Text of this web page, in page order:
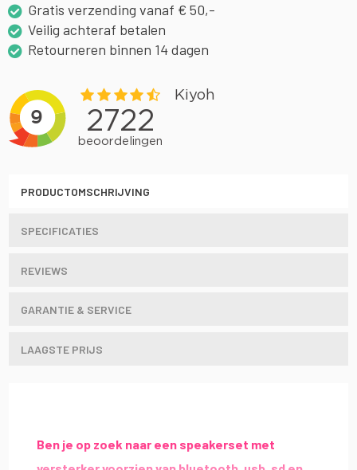
Gratis verzending vanaf € 50,-
Veilig achteraf betalen
Retourneren binnen 14 dagen
PRODUCTOMSCHRIJVING
SPECIFICATIES
REVIEWS
GARANTIE & SERVICE
LAAGSTE PRIJS
Ben je op zoek naar een speakerset met